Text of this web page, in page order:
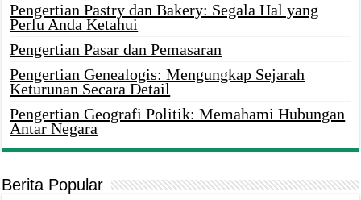
Pengertian Pastry dan Bakery: Segala Hal yang
Perlu Anda Ketahui
Pengertian Pasar dan Pemasaran
Pengertian Genealogis: Mengungkap Sejarah
Keturunan Secara Detail
Pengertian Geografi Politik: Memahami Hubungan
Antar Negara
Berita Popular